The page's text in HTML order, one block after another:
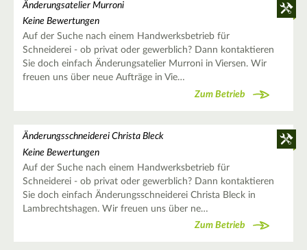
Änderungsatelier Murroni
Keine Bewertungen
Auf der Suche nach einem Handwerksbetrieb für
Schneiderei - ob privat oder gewerblich? Dann kontaktieren
Sie doch einfach Änderungsatelier Murroni in Viersen. Wir
freuen uns über neue Aufträge in Vie…
Zum Betrieb
Änderungsschneiderei Christa Bleck
Keine Bewertungen
Auf der Suche nach einem Handwerksbetrieb für
Schneiderei - ob privat oder gewerblich? Dann kontaktieren
Sie doch einfach Änderungsschneiderei Christa Bleck in
Lambrechtshagen. Wir freuen uns über ne…
Zum Betrieb